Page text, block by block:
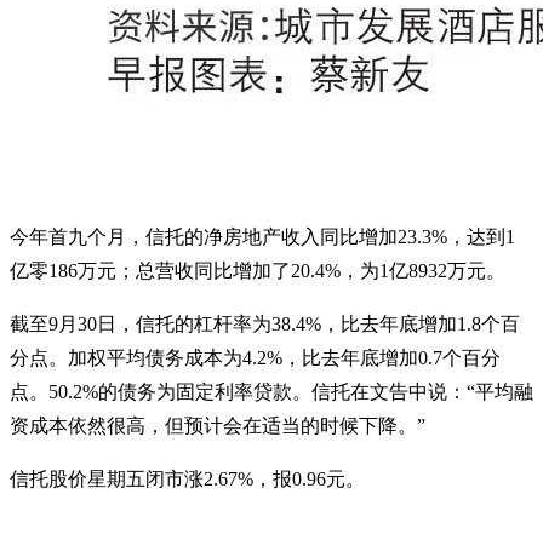
今年首九个月，信托的净房地产收入同比增加23.3%，达到1
亿零186万元；总营收同比增加了20.4%，为1亿8932万元。
截至9月30日，信托的杠杆率为38.4%，比去年底增加1.8个百
分点。加权平均债务成本为4.2%，比去年底增加0.7个百分
点。50.2%的债务为固定利率贷款。信托在文告中说：“平均融
资成本依然很高，但预计会在适当的时候下降。”
信托股价星期五闭市涨2.67%，报0.96元。